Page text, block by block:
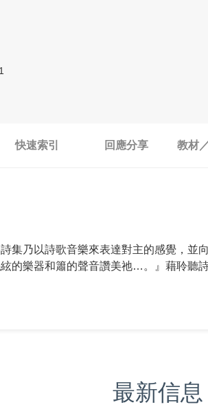
快速索引 回應分享 教材
集乃以詩歌音樂來表達對主的感覺，
的樂器和簫的聲音讚美祂…。』藉聆聽
最新信息